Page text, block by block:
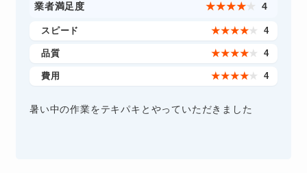
業者満足度 ★★★★★ 4
スピード ★★★★★ 4
品質 ★★★★★ 4
費用 ★★★★★ 4
暑い中の作業をテキパキとやっていただきました